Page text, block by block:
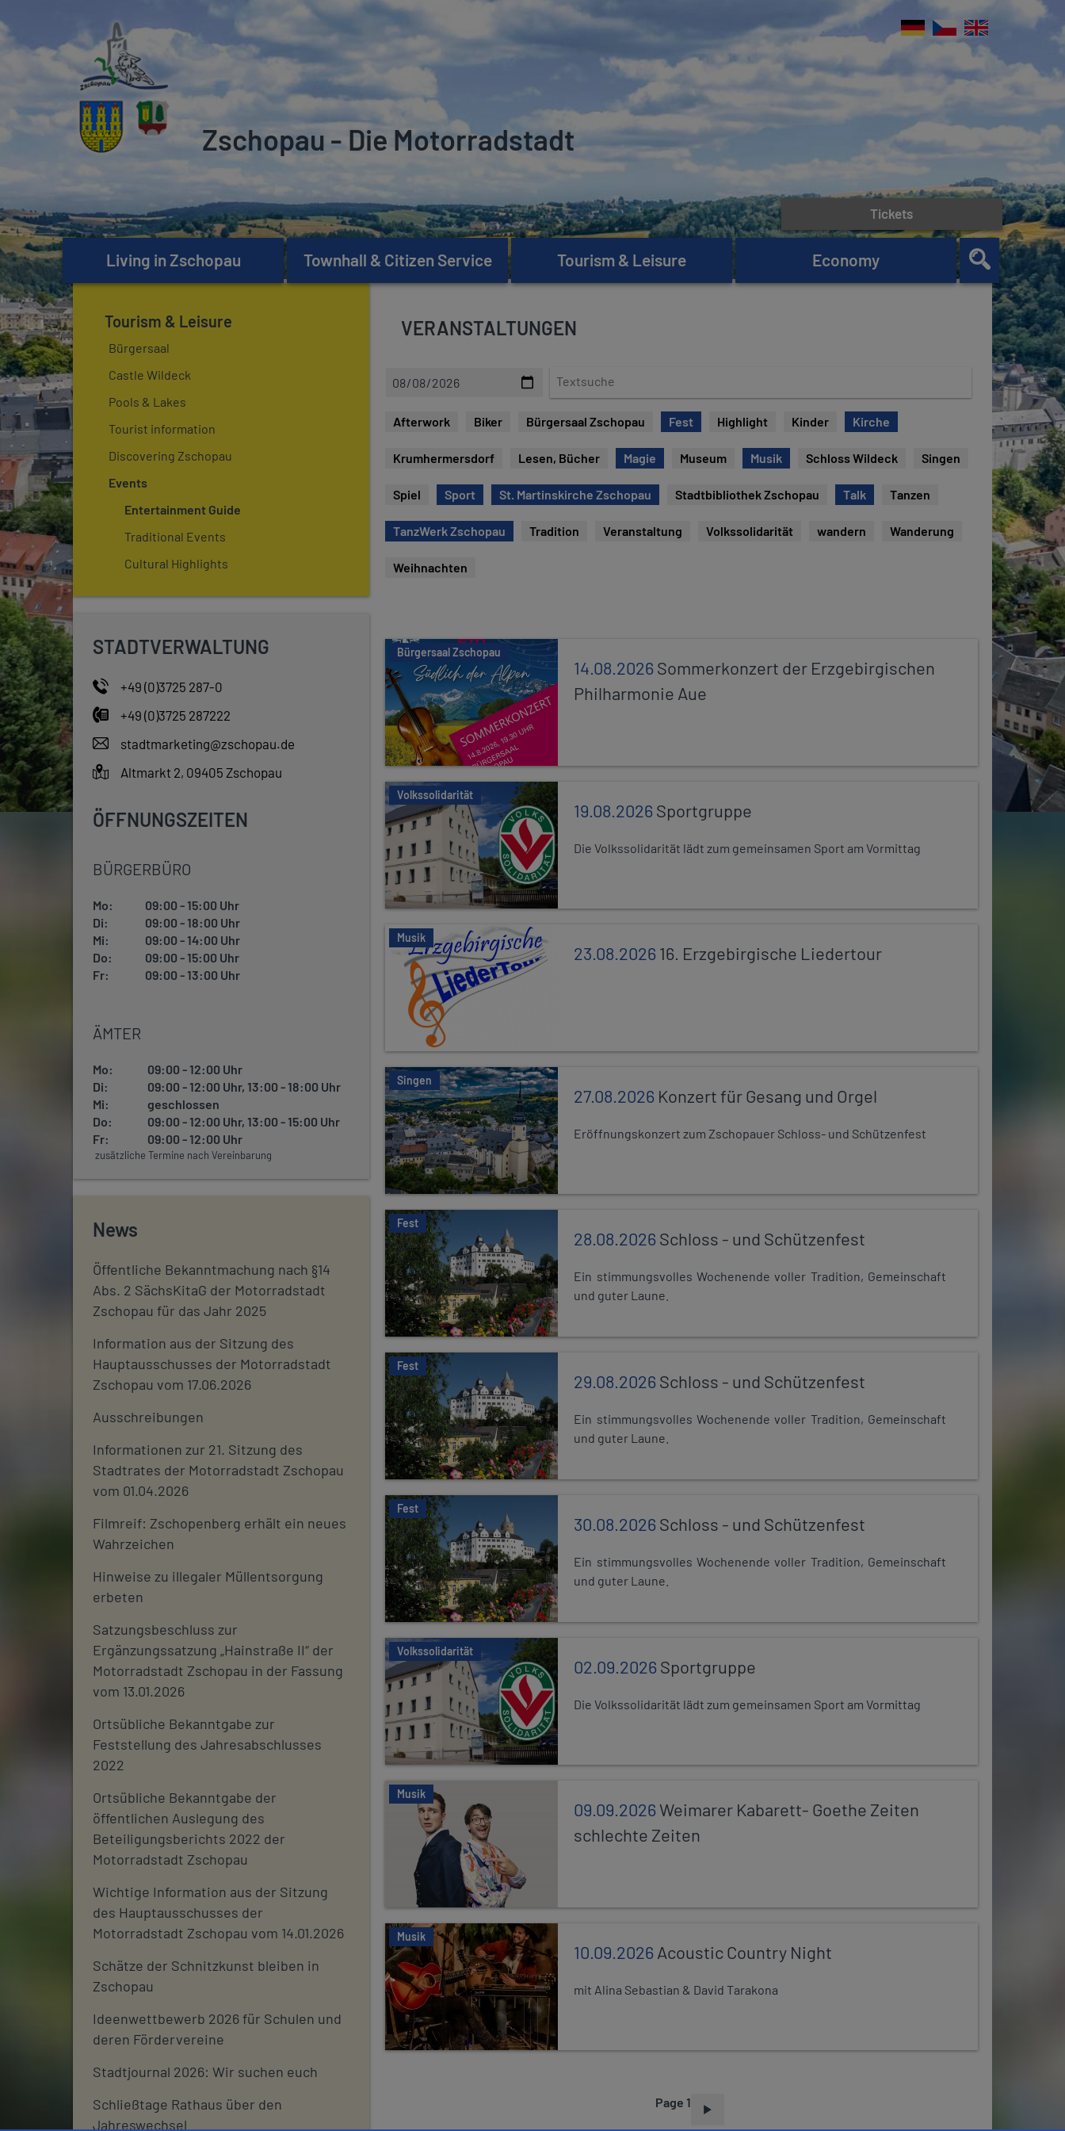
Zschopau - Die Motorradstadt
Living in Zschopau Townhall & Citizen Service Tourism & Leisure Economy
Tickets
Tourism & Leisure
Bürgersaal
Castle Wildeck
Pools & Lakes
Tourist information
Discovering Zschopau
Events
Entertainment Guide
Traditional Events
Cultural Highlights
STADTVERWALTUNG
+49 (0)3725 287-0
+49 (0)3725 287222
stadtmarketing@zschopau.de
Altmarkt 2, 09405 Zschopau
ÖFFNUNGSZEITEN
BÜRGERBÜRO
Mo:
09:00 - 15:00 Uhr
Di:
09:00 - 18:00 Uhr
Mi:
09:00 - 14:00 Uhr
Do:
09:00 - 15:00 Uhr
Fr:
09:00 - 13:00 Uhr
ÄMTER
Mo:
09:00 - 12:00 Uhr
Di:
09:00 - 12:00 Uhr, 13:00 - 18:00 Uhr
Mi:
geschlossen
Do:
09:00 - 12:00 Uhr, 13:00 - 15:00 Uhr
Fr:
09:00 - 12:00 Uhr
zusätzliche Termine nach Vereinbarung
News
Öffentliche Bekanntmachung nach §14
Abs. 2 SächsKitaG der Motorradstadt
Zschopau für das Jahr 2025
Information aus der Sitzung des
Hauptausschusses der Motorradstadt
Zschopau vom 17.06.2026
Ausschreibungen
Informationen zur 21. Sitzung des
Stadtrates der Motorradstadt Zschopau
vom 01.04.2026
Filmreif: Zschopenberg erhält ein neues
Wahrzeichen
Hinweise zu illegaler Müllentsorgung
erbeten
Satzungsbeschluss zur
Ergänzungssatzung „Hainstraße II“ der
Motorradstadt Zschopau in der Fassung
vom 13.01.2026
Ortsübliche Bekanntgabe zur
Feststellung des Jahresabschlusses
2022
Ortsübliche Bekanntgabe der
öffentlichen Auslegung des
Beteiligungsberichts 2022 der
Motorradstadt Zschopau
Wichtige Information aus der Sitzung
des Hauptausschusses der
Motorradstadt Zschopau vom 14.01.2026
Schätze der Schnitzkunst bleiben in
Zschopau
Ideenwettbewerb 2026 für Schulen und
deren Fördervereine
Stadtjournal 2026: Wir suchen euch
Schließtage Rathaus über den
Jahreswechsel
VERANSTALTUNGEN
t
u
h
Afterwork Biker Bürgersaal Zschopau Fest Highlight Kinder Kirche
Krumhermersdorf Lesen, Bücher Magie Museum Musik Schloss Wildeck Singen
Spiel Sport St. Martinskirche Zschopau Stadtbibliothek Zschopau Talk Tanzen
TanzWerk Zschopau Tradition Veranstaltung Volkssolidarität wandern Wanderung
Weihnachten
Bürgersaal Zschopau
14.08.2026Sommerkonzert der Erzgebirgischen
Philharmonie Aue
Volkssolidarität
19.08.2026Sportgruppe
Die Volkssolidarität lädt zum gemeinsamen Sport am Vormittag
Musik
23.08.202616. Erzgebirgische Liedertour
Singen
27.08.2026 Konzert für Gesang und Orgel
Eröffnungskonzert zum Zschopauer Schloss- und Schützenfest
Fest
28.08.2026Schloss - und Schützenfest
Ein stimmungsvolles Wochenende voller Tradition, Gemeinschaft
und guter Laune.
Fest
29.08.2026Schloss - und Schützenfest
Ein stimmungsvolles Wochenende voller Tradition, Gemeinschaft
und guter Laune.
Fest
30.08.2026Schloss - und Schützenfest
Ein stimmungsvolles Wochenende voller Tradition, Gemeinschaft
und guter Laune.
Volkssolidarität
02.09.2026Sportgruppe
Die Volkssolidarität lädt zum gemeinsamen Sport am Vormittag
Musik
09.09.2026Weimarer Kabarett- Goethe Zeiten
schlechte Zeiten
Musik
10.09.2026Acoustic Country Night
mit Alina Sebastian & David Tarakona
Page 1